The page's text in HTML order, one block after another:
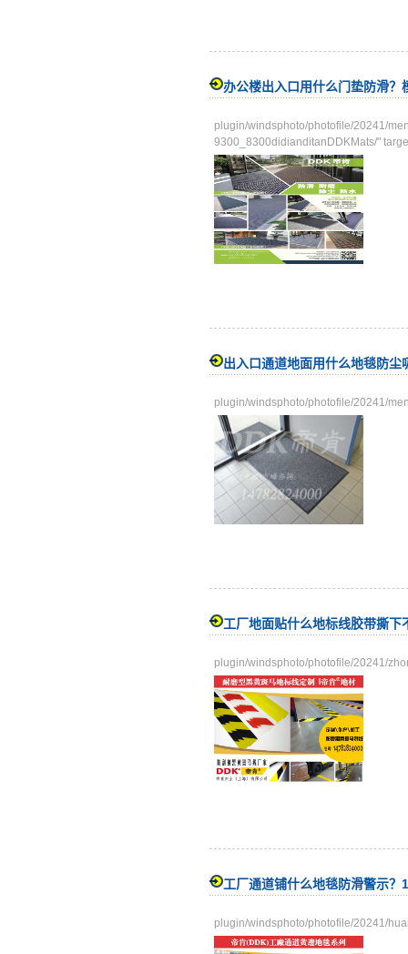
办公楼出入口用什么门垫防滑？
plugin/windsphoto/photofile/20241/
9300_8300didianditanDDKMats/"
出入口通道地面用什么地毯防
plugin/windsphoto/photofile/20241/
工厂地面贴什么地标线胶带撕
plugin/windsphoto/photofile/20241/
工厂通道铺什么地毯防滑警示
plugin/windsphoto/photofile/20241/